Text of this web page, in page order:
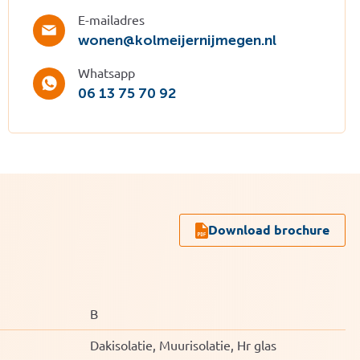
E-mailadres
wonen@kolmeijernijmegen.nl
Whatsapp
06 13 75 70 92
Download brochure
B
Dakisolatie, Muurisolatie, Hr glas